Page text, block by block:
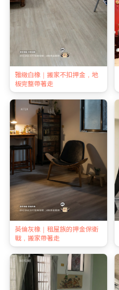
雅緻白橡｜搬家不扣押金，地
板完整帶著走
英倫灰橡｜租屋族的押金保衛
戰，搬家帶著走